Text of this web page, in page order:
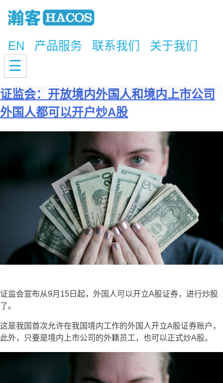
EN 产品服务 联系我们 关于我们
☰
标签：
证监会：开放境内外国人和境内上市公司
外国人都可以开户炒A股
证监会宣布从9月15日起，外国人可以开立A股证券，进行炒股
了。
这是我国首次允许在我国境内工作的外国人开立A股证券账户，
此外，只要是境内上市公司的外籍员工，也可以正式炒A股。